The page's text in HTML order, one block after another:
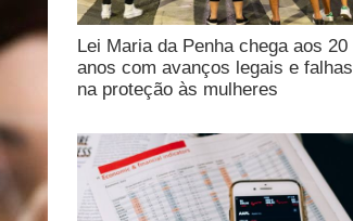
Lei Maria da Penha chega aos 20
anos com avanços legais e falhas
na proteção às mulheres